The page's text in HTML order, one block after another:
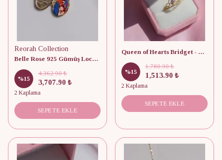
Reorah Collection
Belle Rose 925 Gümüş Locket Kişiye Özel Fotoğraflı Kolye
%15
4,362.90 ₺
3,707.90 ₺
2 Kaplama
SEPETE EKLE
Queen of Hearts Bridget - Descendants Yüzük 925 Ayar Gümüş
%15
1,780.90 ₺
1,513.90 ₺
2 Kaplama
SEPETE EKLE